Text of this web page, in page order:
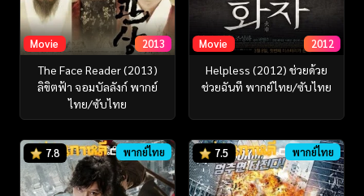
Movie 2013
The Face Reader (2013)
ลิขิตฟ้า จอมบัลลังก์ พากย์
ไทย/ซับไทย
Movie 2012
Helpless (2012) ช่วยด้วย
ช่วยฉันที พากย์ไทย/ซับไทย
7.8 พากย์ไทย 7.5 พากย์ไทย